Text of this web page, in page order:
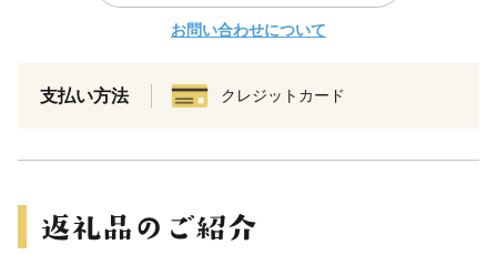
お問い合わせについて
支払い方法 クレジットカード